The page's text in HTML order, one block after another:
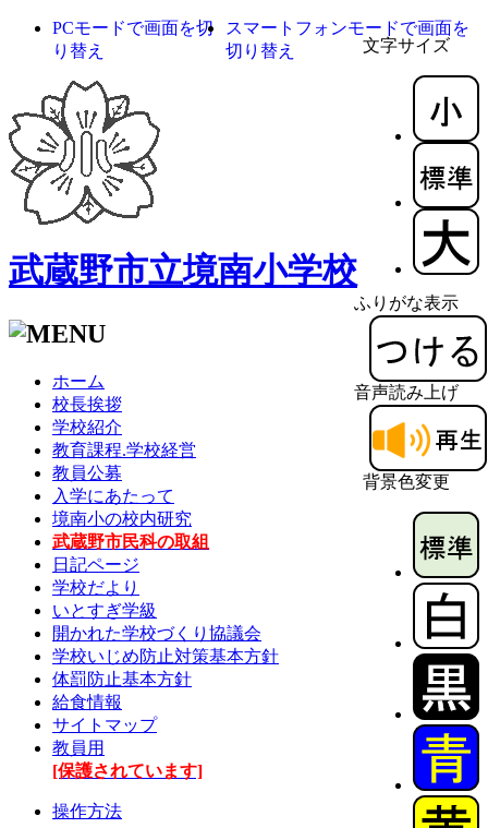
文字サイズ
ふりがな表示
音声読み上げ
背景色変更
PCモードで画面を切
り替え
スマートフォンモードで画面を
切り替え
武蔵野市立境南小学校
ホーム
校長挨拶
学校紹介
教育課程.学校経営
教員公募
入学にあたって
境南小の校内研究
武蔵野市民科の取組
日記ページ
学校だより
いとすぎ学級
開かれた学校づくり協議会
学校いじめ防止対策基本方針
体罰防止基本方針
給食情報
サイトマップ
教員用
[保護されています]
操作方法